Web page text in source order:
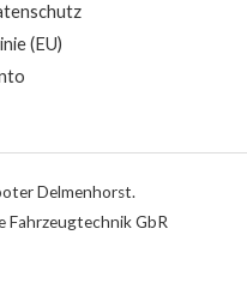
(EU)
Delmenhorst.
Fahrzeugtechnik GbR